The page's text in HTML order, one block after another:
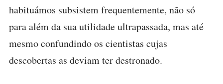
habituámos subsistem frequentemente, não só
para além da sua utilidade ultrapassada, mas até
mesmo confundindo os cientistas cujas
descobertas as deviam ter destronado.